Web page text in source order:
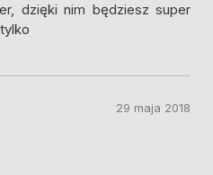
dzięki nim będziesz super
29 maja 2018